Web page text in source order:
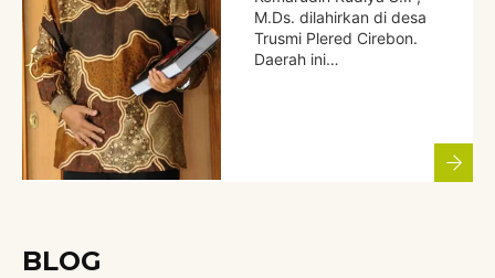
M.Ds. dilahirkan di desa
Trusmi Plered Cirebon.
Daerah ini…
BLOG